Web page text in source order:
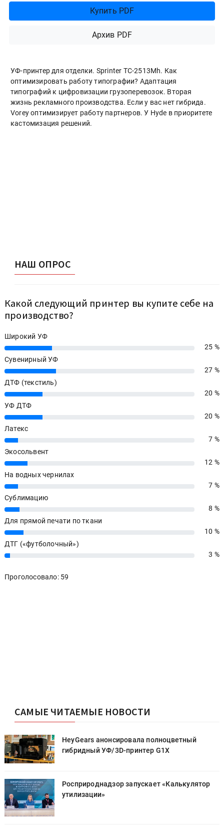
Купить PDF
Архив PDF
УФ-принтер для отделки. Sprinter ТС-2513Mh. Как
оптимизировать работу типографии? Адаптация
типографий к цифровизации грузоперевозок. Вторая
жизнь рекламного производства. Если у вас нет гибрида.
Vorey оптимизирует работу партнеров. У Hyde в приоритете
кастомизация решений.
НАШ ОПРОС
Какой следующий принтер вы купите себе на
производство?
Широкий УФ
25%
25 %
Сувенирный УФ
27%
27 %
ДТФ (текстиль)
20%
20 %
УФ ДТФ
20%
20 %
Латекс
7%
7 %
Экосольвент
12%
12 %
На водных чернилах
7%
7 %
Сублимацию
8%
8 %
Для прямой печати по ткани
10%
10 %
ДТГ («футболочный»)
3% 3 %
Проголосовало: 59
САМЫЕ ЧИТАЕМЫЕ НОВОСТИ
HeyGears анонсировала полноцветный
гибридный УФ/3D-принтер G1X
Росприроднадзор запускает «Калькулятор
утилизации»